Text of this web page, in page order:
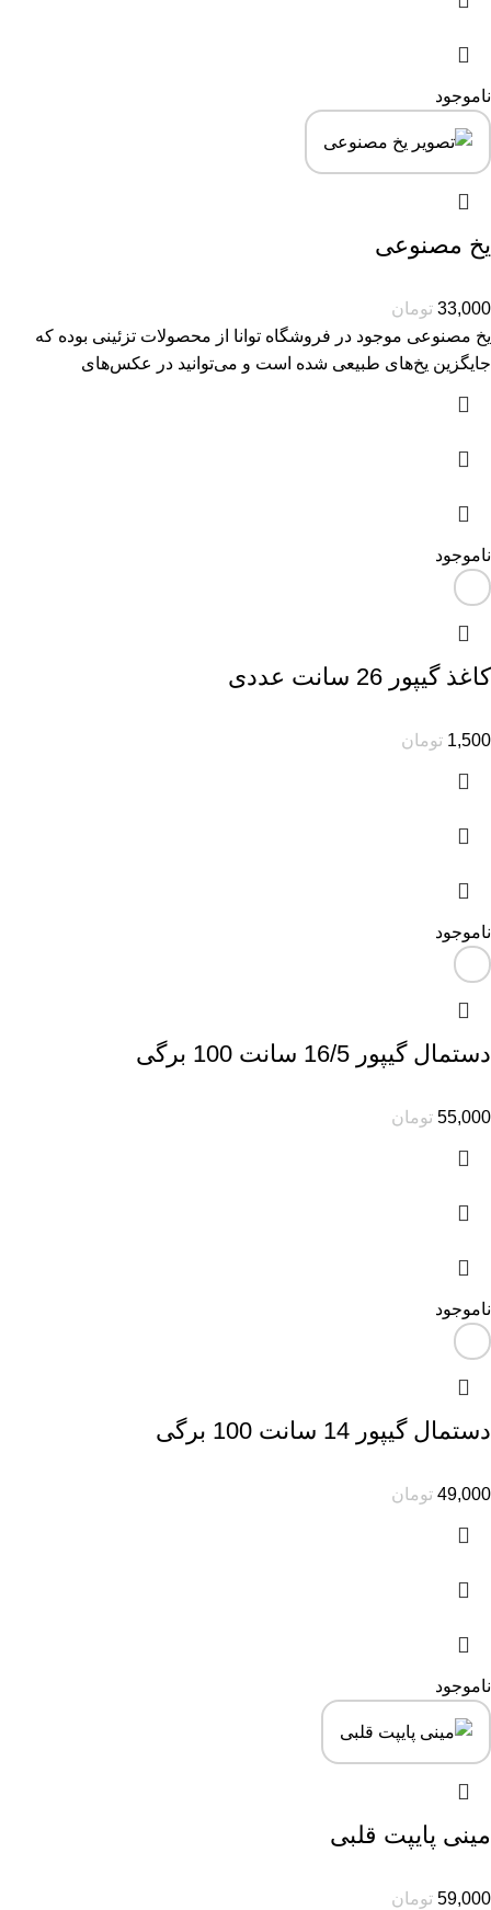
ناموجود
یخ مصنوعی
33,000 تومان
یخ مصنوعی موجود در فروشگاه توانا از محصولات تزئینی بوده که
جایگزین یخ‌های طبیعی شده است و می‌توانید در عکس‌های
ناموجود
کاغذ گیپور 26 سانت عددی
1,500 تومان
ناموجود
دستمال گیپور 16/5 سانت 100 برگی
55,000 تومان
ناموجود
دستمال گیپور 14 سانت 100 برگی
49,000 تومان
ناموجود
مینی پایپت قلبی
59,000 تومان